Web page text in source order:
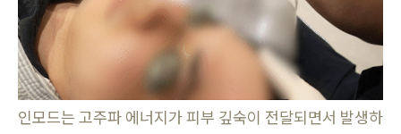
인모드는 고주파 에너지가 피부 깊숙이 전달되면서 발생하